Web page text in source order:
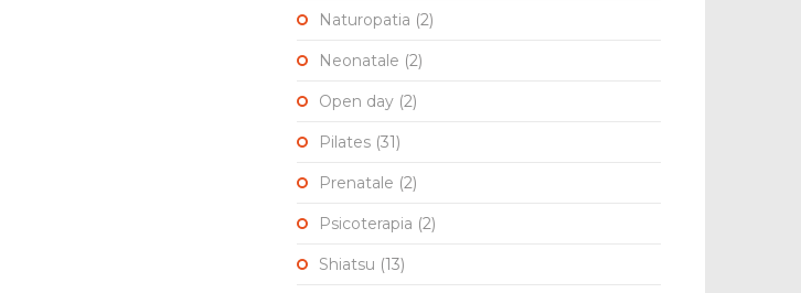
Naturopatia (2)
Neonatale (2)
Open day (2)
Pilates (31)
Prenatale (2)
Psicoterapia (2)
Shiatsu (13)